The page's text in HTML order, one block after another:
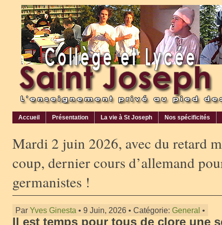
Accueil Présentation La vie à St Joseph Nos spécificités
Mardi 2 juin 2026, avec du retard
coup, dernier cours d’allemand
germanistes !
Par Yves Ginesta • 9 Juin, 2026 • Catégorie: General •
Il est temps pour tous de clore une